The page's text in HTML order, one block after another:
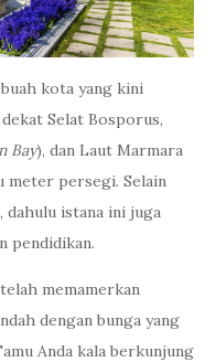
kota yang kini
Selat Bosporus,
Bay), dan Laut Marmara
meter persegi. Selain
istana ini juga
pendidikan.
memamerkan
dengan bunga yang
Anda kala berkunjung